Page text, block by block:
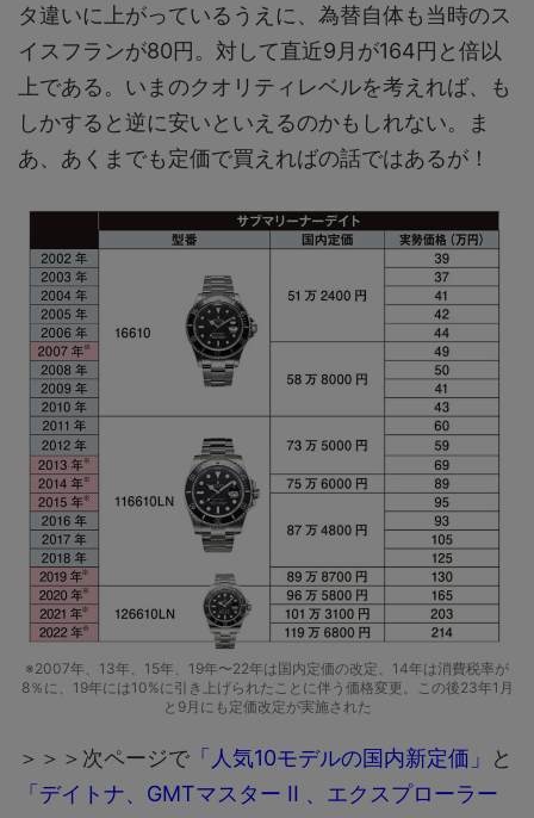
タ違いに上がっているうえに、為替自体も当時のス
イスフランが80円。対して直近9月が164円と倍以
上である。いまのクオリティレベルを考えれば、も
しかすると逆に安いといえるのかもしれない。ま
あ、あくまでも定価で買えればの話ではあるが！
※2007年、13年、15年、19年〜22年は国内定価の改定、14年は消費税率が
8％に、19年には10%に引き上げられたことに伴う価格変更。この後23年1月
と9月にも定価改定が実施された
＞＞＞次ページで 「人気10モデルの国内新定価」
と
「デイトナ、GMTマスター II 、エクスプローラー